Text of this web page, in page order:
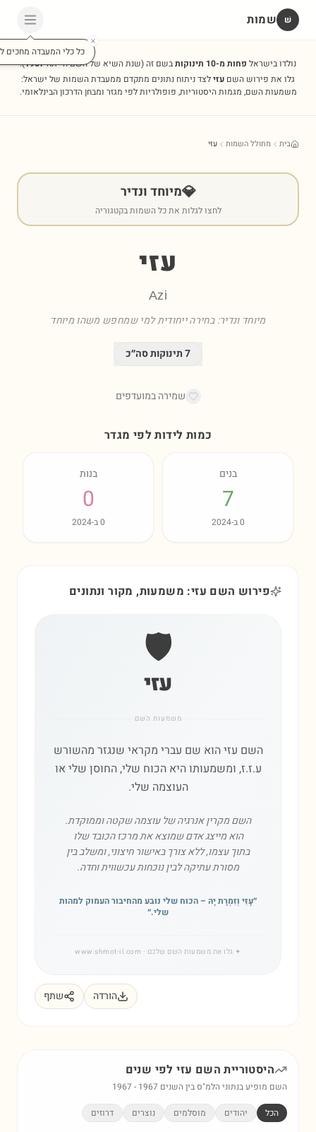
שׁ שמות
כל כלי המעבדה מחכים
נולדו בישראל פחות מ-10 תינוקות בשם זה(שנת השיא של השם הייתה1967
).
גלו את פירוש השם עזילצד ניתוח נתונים מתקדם ממעבדת השמות של ישראל:
משמעות השם, מגמות היסטוריות, פופולריות לפי מגזר ומבחן הדרכון הבינלאומי.
בית מחולל השמות עזי
💎מיוחד ונדיר
לחצו לגלות את כל השמות בקטגוריה
עזי
Azi
מיוחד ונדיר: בחירה ייחודית למי שמחפש משהו מיוחד
7תינוקות סה״כ
שמירה במועדפים
כמות לידות לפי מגדר
בנים
7
0ב-2024
בנות
0
0ב-2024
פירוש השם עזי: משמעות, מקור ונתונים
🛡️
עזי
משמעות השם
השם עזי הוא שם עברי מקראי שנגזר מהשורש
ע.ז.ז, ומשמעותו היא הכוח שלי, החוסן שלי או
העוצמה שלי.
השם מקרין אנרגיה של עוצמה שקטה וממוקדת.
הוא מייצג אדם שמוצא את מרכז הכובד שלו
בתוך עצמו, ללא צורך באישור חיצוני, ומשלב בין
מסורת עתיקה לבין נוכחות עכשווית וחדה.
״עָזִּי וְזִמְרָת יָהּ – הכוח שלי נובע מהחיבור העמוק למהות
שלי.״
✦ גלו את משמעות השם שלכם · www.shmot-il.com
הורדה שתף
היסטוריית השם עזילפי שנים
השם מופיע בנתוני הלמ"ס בין השנים 1967 - 1967
הכל יהודים מוסלמים נוצרים דרוזים